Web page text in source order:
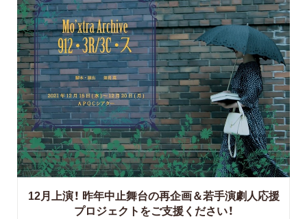
12月上演！ 昨年中止舞台の再企画＆若手演劇人応援
プロジェクトをご支援ください！